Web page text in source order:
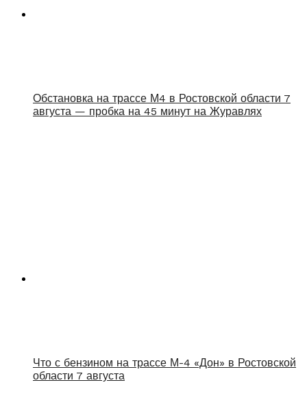
Обстановка на трассе М4 в Ростовской области 7
августа — пробка на 45 минут на Журавлях
Что с бензином на трассе М-4 «Дон» в Ростовской
области 7 августа